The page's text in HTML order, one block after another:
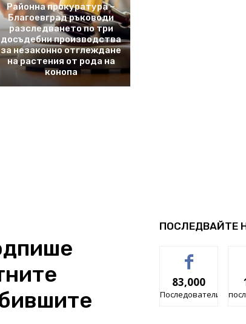
Районна прокуратура –
Благоевград ръководи
разследването по три
досъдебни производства
за незаконно отглеждане
на растения от рода на
конопа